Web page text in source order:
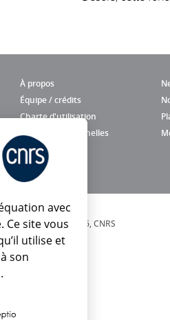
À propos
Équipe / crédits
Charte d'utilisation
Données personnelles
© 2026, CNRS
avec
Ce site vous
utilise et
son